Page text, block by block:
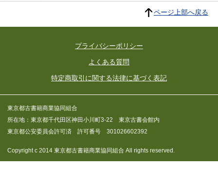
ページ上部へ戻る
プライバシーポリシー
よくある質問
特定商取引に関する法律に基づく表記
東京都古書籍商業協同組合
所在地：東京都千代田区神田小川町3-22 東京古書会館内
東京都公安委員会許可済 許可番号 301026602392
Copyright c 2014 東京都古書籍商業協同組合 All rights reserved.